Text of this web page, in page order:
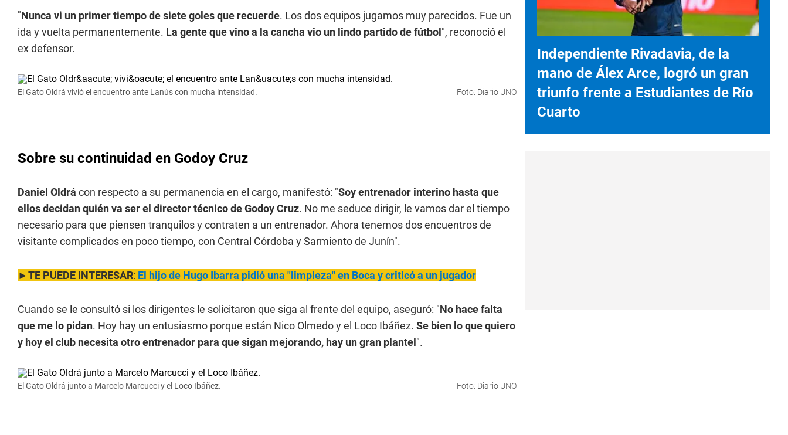
"Nunca vi un primer tiempo de siete goles que recuerde. Los dos equipos jugamos muy parecidos. Fue un
ida y vuelta permanentemente. La gente que vino a la cancha vio un lindo partido de fútbol ", reconoció el
ex defensor.
El Gato Oldrá vivió el encuentro ante Lanús con mucha intensidad. Foto: Diario UNO
Sobre su continuidad en Godoy Cruz
Daniel Oldrá con respecto a su permanencia en el cargo, manifestó: "Soy entrenador interino hasta que
ellos decidan quién va ser el director técnico de Godoy Cruz. No me seduce dirigir, le vamos dar el tiempo
necesario para que piensen tranquilos y contraten a un entrenador. Ahora tenemos dos encuentros de
visitante complicados en poco tiempo, con Central Córdoba y Sarmiento de Junín".
►TE PUEDE INTERESAR: El hijo de Hugo Ibarra pidió una "limpieza" en Boca y criticó a un jugador
Cuando se le consultó si los dirigentes le solicitaron que siga al frente del equipo, aseguró: "No hace falta
que me lo pidan. Hoy hay un entusiasmo porque están Nico Olmedo y el Loco Ibáñez. Se bien lo que quiero
y hoy el club necesita otro entrenador para que sigan mejorando, hay un gran plantel ".
El Gato Oldrá junto a Marcelo Marcucci y el Loco Ibáñez. Foto: Diario UNO
Independiente Rivadavia, de la
mano de Álex Arce, logró un gran
triunfo frente a Estudiantes de Río
Cuarto